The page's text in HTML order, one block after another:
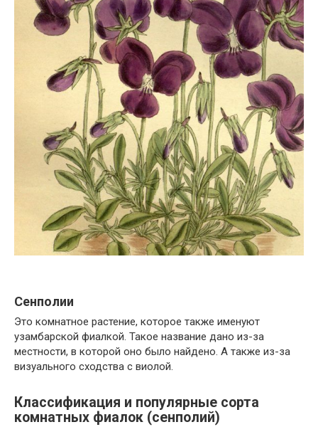
Сенполии
Это комнатное растение, которое также именуют
узамбарской фиалкой. Такое название дано из-за
местности, в которой оно было найдено. А также из-за
визуального сходства с виолой.
Классификация и популярные сорта
комнатных фиалок (сенполий)